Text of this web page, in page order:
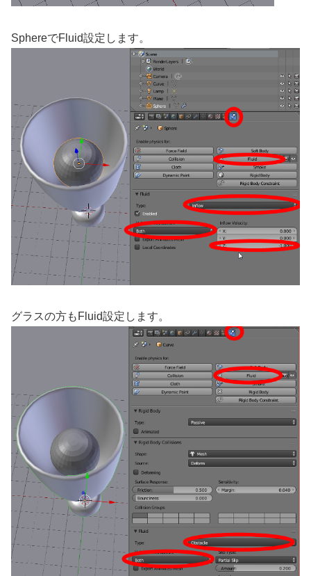
SphereでFluid設定します。
グラスの方もFluid設定します。